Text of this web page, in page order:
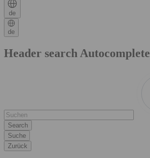
de
de
Header search Autocomplete
Suche
Zurück